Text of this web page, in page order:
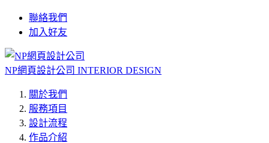
聯絡我們
加入好友
NP網頁設計公司 INTERIOR DESIGN
關於我們
服務項目
設計流程
作品介紹